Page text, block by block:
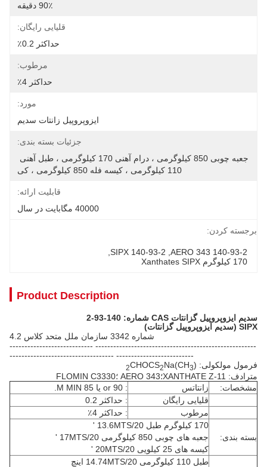
90٪ دقیقه
قلیایی رایگان:
حداکثر 0.2٪
مرطوب:
حداکثر 4٪
مورد:
ایزوپروپیل زانتات سدیم
جزئیات بسته بندی:
110 کیلوگرمی ، کیسه فله 850 کیلوگرمی ، کی
قابلیت ارائه:
40000 مگابایت در سال
برجسته کردن:
140-93-2 AERO 343
,
140-93-2 SIPX
,
170 کیلوگرم Xanthates SIPX
Product Description
سدیم ایزوپروپیل گزانتات CAS شماره: 140-93-2
SIPX (سدیم ایزوپروپیل گزانتات)
شماره 3342 سازمان ملل متحد کلاس 4.2
------------------------------------------------------ ----------------------------
-------------------------- -----------------------------------
فرمول مولکولی: (CH 3
)
2CHOCS2Na
مترادف: XANTHATE Z-11؛AERO 343 ؛FLOMIN C3330
مشخصات:
زانتاتس
قلیایی رایگان
: حداکثر 0.2
مرطوب
: حداکثر 4٪
بسته بندی:
170 کیلوگرم طبل 13.6MTS/20 '
جعبه های چوبی 850 کیلوگرمی 17MTS/20 '
کیسه های 25 کیلویی 20MTS/20 '
طبل 110 کیلوگرمی 14.74MTS/20 اینچ